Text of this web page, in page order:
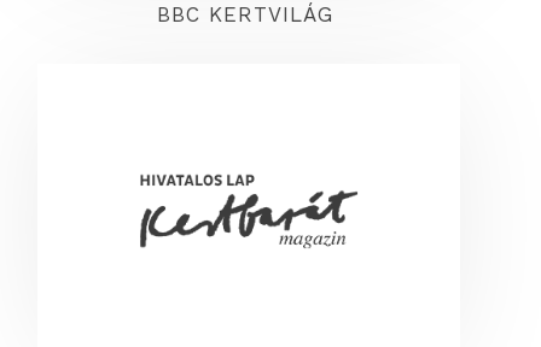
BBC KERTVILÁG